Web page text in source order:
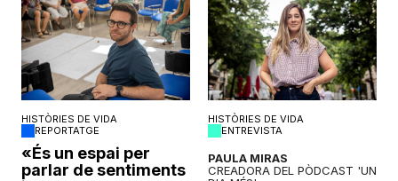
HISTÒRIES DE VIDA
REPORTATGE
«És un espai per
parlar de sentiments
HISTÒRIES DE VIDA
ENTREVISTA
PAULA MIRAS
CREADORA DEL PÒDCAST 'UN